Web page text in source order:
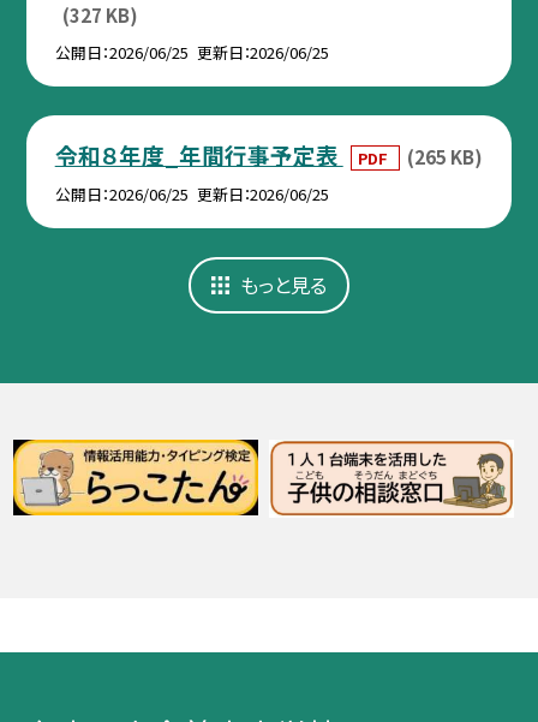
(327 KB)
公開日 2026/06/25 更新日 2026/06/25
令和８年度_年間行事予定表 PDF (265 KB)
公開日 2026/06/25 更新日 2026/06/25
もっと見る